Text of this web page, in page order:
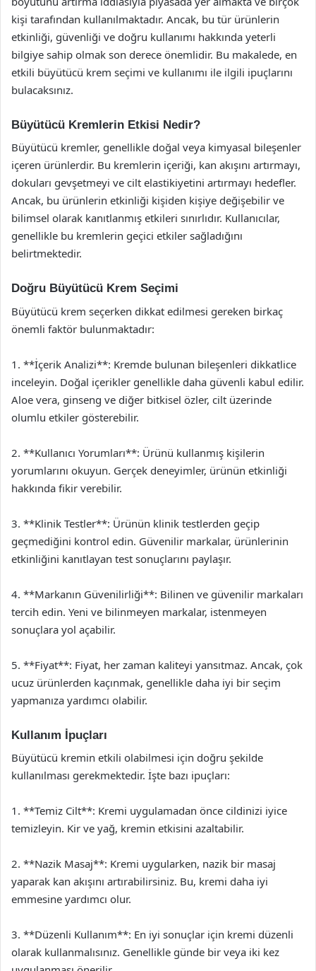
kişi tarafından kullanılmaktadır. Ancak, bu tür ürünlerin
etkinliği, güvenliği ve doğru kullanımı hakkında yeterli
bilgiye sahip olmak son derece önemlidir. Bu makalede, en
etkili büyütücü krem seçimi ve kullanımı ile ilgili ipuçlarını
bulacaksınız.
Büyütücü Kremlerin Etkisi Nedir?
Büyütücü kremler, genellikle doğal veya kimyasal bileşenler
içeren ürünlerdir. Bu kremlerin içeriği, kan akışını artırmayı,
dokuları gevşetmeyi ve cilt elastikiyetini artırmayı hedefler.
Ancak, bu ürünlerin etkinliği kişiden kişiye değişebilir ve
bilimsel olarak kanıtlanmış etkileri sınırlıdır. Kullanıcılar,
genellikle bu kremlerin geçici etkiler sağladığını
belirtmektedir.
Doğru Büyütücü Krem Seçimi
Büyütücü krem seçerken dikkat edilmesi gereken birkaç
önemli faktör bulunmaktadır:
1. **İçerik Analizi**: Kremde bulunan bileşenleri dikkatlice
inceleyin. Doğal içerikler genellikle daha güvenli kabul edilir.
Aloe vera, ginseng ve diğer bitkisel özler, cilt üzerinde
olumlu etkiler gösterebilir.
2. **Kullanıcı Yorumları**: Ürünü kullanmış kişilerin
yorumlarını okuyun. Gerçek deneyimler, ürünün etkinliği
hakkında fikir verebilir.
3. **Klinik Testler**: Ürünün klinik testlerden geçip
geçmediğini kontrol edin. Güvenilir markalar, ürünlerinin
etkinliğini kanıtlayan test sonuçlarını paylaşır.
4. **Markanın Güvenilirliği**: Bilinen ve güvenilir markaları
tercih edin. Yeni ve bilinmeyen markalar, istenmeyen
sonuçlara yol açabilir.
5. **Fiyat**: Fiyat, her zaman kaliteyi yansıtmaz. Ancak, çok
ucuz ürünlerden kaçınmak, genellikle daha iyi bir seçim
yapmanıza yardımcı olabilir.
Kullanım İpuçları
Büyütücü kremin etkili olabilmesi için doğru şekilde
kullanılması gerekmektedir. İşte bazı ipuçları:
1. **Temiz Cilt**: Kremi uygulamadan önce cildinizi iyice
temizleyin. Kir ve yağ, kremin etkisini azaltabilir.
2. **Nazik Masaj**: Kremi uygularken, nazik bir masaj
yaparak kan akışını artırabilirsiniz. Bu, kremi daha iyi
emmesine yardımcı olur.
3. **Düzenli Kullanım**: En iyi sonuçlar için kremi düzenli
olarak kullanmalısınız. Genellikle günde bir veya iki kez